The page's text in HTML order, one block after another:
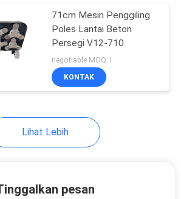
71cm Mesin Penggiling
Poles Lantai Beton
Persegi V12-710
negotiable MOQ:1
KONTAK
Lihat Lebih
pesan